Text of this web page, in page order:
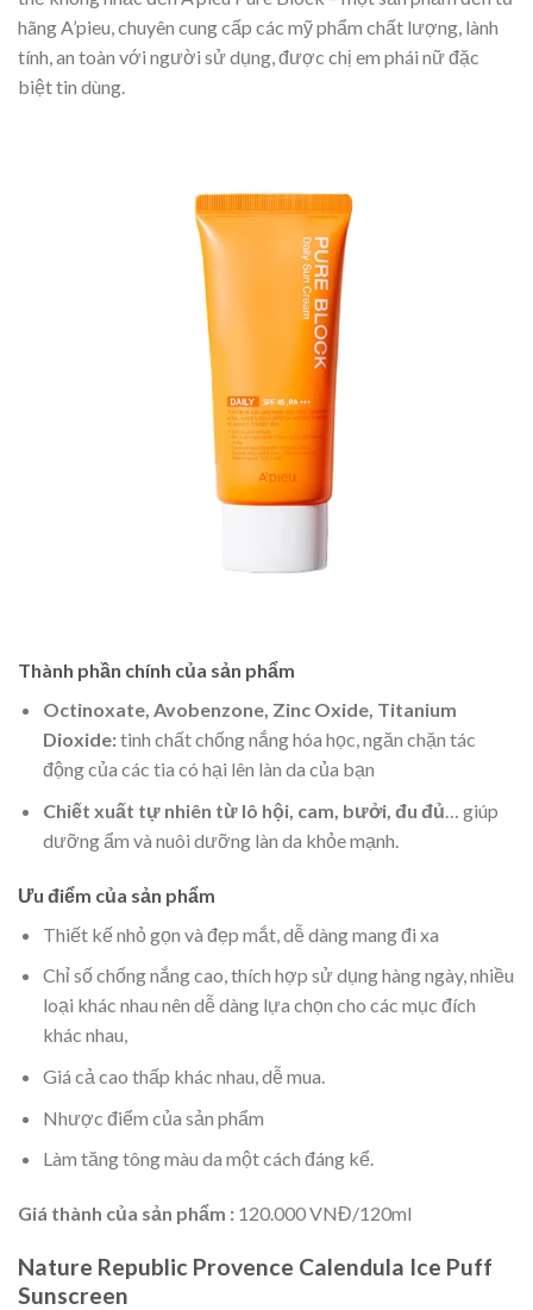
hãng A’pieu, chuyên cung cấp các mỹ phẩm chất lượng, lành
tính, an toàn với người sử dụng, được chị em phái nữ đặc
biệt tin dùng.
Thành phần chính của sản phẩm
Octinoxate, Avobenzone, Zinc Oxide, Titanium
Dioxide:tinh chất chống nắng hóa học, ngăn chặn tác
động của các tia có hại lên làn da của bạn
Chiết xuất tự nhiên từ lô hội, cam, bưởi, đu đủ… giúp
dưỡng ẩm và nuôi dưỡng làn da khỏe mạnh.
Ưu điểm của sản phẩm
Thiết kế nhỏ gọn và đẹp mắt, dễ dàng mang đi xa
Chỉ số chống nắng cao, thích hợp sử dụng hàng ngày, nhiều
loại khác nhau nên dễ dàng lựa chọn cho các mục đích
khác nhau,
Giá cả cao thấp khác nhau, dễ mua.
Nhược điểm của sản phẩm
Làm tăng tông màu da một cách đáng kể.
Giá thành của sản phẩm : 120.000 VNĐ/120ml
Nature Republic Provence Calendula Ice Puff
Sunscreen